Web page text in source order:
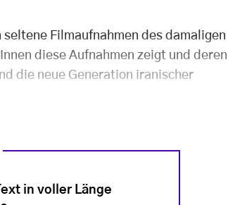
Filmaufnahmen des damaligen
diese Aufnahmen zeigt und deren
die neue Generation iranischer
in voller Länge